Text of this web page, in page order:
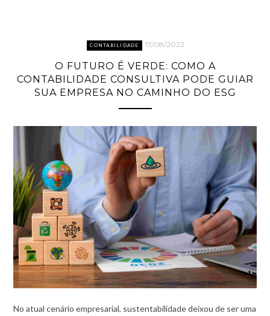
CONTABILIDADE 17/08/2023
O FUTURO É VERDE: COMO A
CONTABILIDADE CONSULTIVA PODE GUIAR
SUA EMPRESA NO CAMINHO DO ESG
No atual cenário empresarial, sustentabilidade deixou de ser uma